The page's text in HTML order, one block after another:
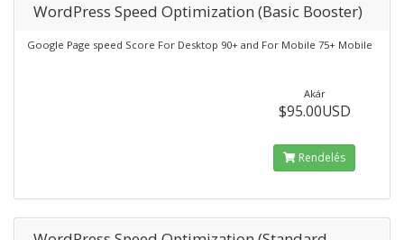
WordPress Speed Optimization (Basic Booster)
Google Page speed Score For Desktop 90+ and For Mobile 75+ Mobile
Akár
$95.00USD
Rendelés